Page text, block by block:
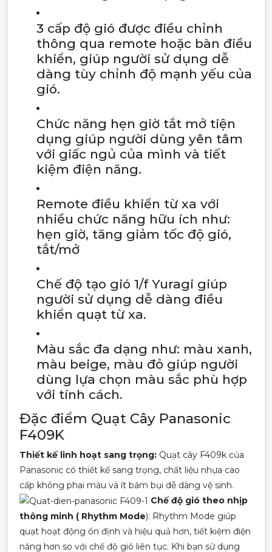
3 cấp độ gió được điều chỉnh
thông qua remote hoặc bàn điều
khiển, giúp người sử dụng dễ
dàng tùy chỉnh độ mạnh yếu của
gió.
Chức năng hẹn giờ tắt mở tiện
dụng giúp người dùng yên tâm
với giấc ngủ của mình và tiết
kiệm điện năng.
Remote điều khiển từ xa với
nhiều chức năng hữu ích như:
hẹn giờ, tăng giảm tốc độ gió,
tắt/mở
Chế độ tạo gió 1/f Yuragi giúp
người sử dụng dễ dàng điều
khiển quạt từ xa.
Màu sắc đa dạng như: màu xanh,
màu beige, màu đỏ giúp người
dùng lựa chọn màu sắc phù hợp
với tính cách.
Đặc điểm Quạt Cây Panasonic
F409K
Thiết kế linh hoạt sang trọng:Quạt cây F409k của
Panasonic có thiết kế sang trọng, chất liệu nhựa cao
cấp không phai màu và ít bám bụi dễ dàng vệ sinh.
Chế độ gió theo nhịp
thông minh ( Rhythm Mode): Rhythm Mode giúp
quạt hoạt động ổn định và hiệu quả hơn, tiết kiệm điện
năng hơn so với chế độ gió liên tục. Khi bạn sử dụng